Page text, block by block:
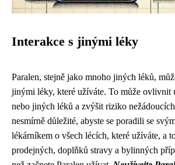
Interakce s jinými léky
Paralen, stejně jako mnoho jiných léků,
jinými léky, které užíváte. To může ovlivnit
nebo jiných léků a zvýšit riziko
nesmírně důležité, abyste se poradili se
lékárníkem o všech lécích, které užíváte, a
prodejných, doplňků stravy a bylinných